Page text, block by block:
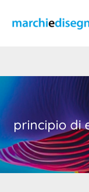
contenuto
principio di